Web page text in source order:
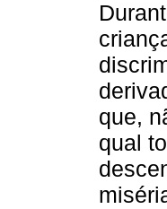
que,
qual